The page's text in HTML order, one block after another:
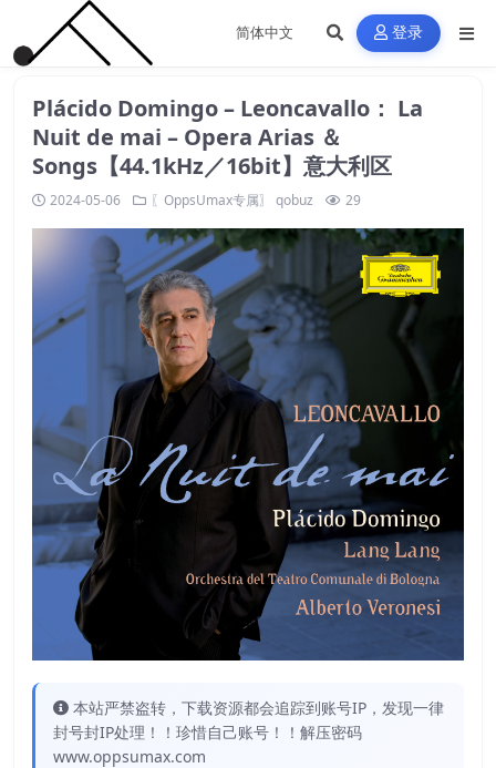
登录
Plácido Domingo – Leoncavallo： La
Nuit de mai – Opera Arias ＆
Songs【44.1kHz／16bit】意大利区
2024-05-06 〖OppsUmax专属〗 qobuz 29
本站严禁盗转，下载资源都会追踪到账号IP，发现一律
封号封IP处理！！珍惜自己账号！！解压密码
www.oppsumax.com